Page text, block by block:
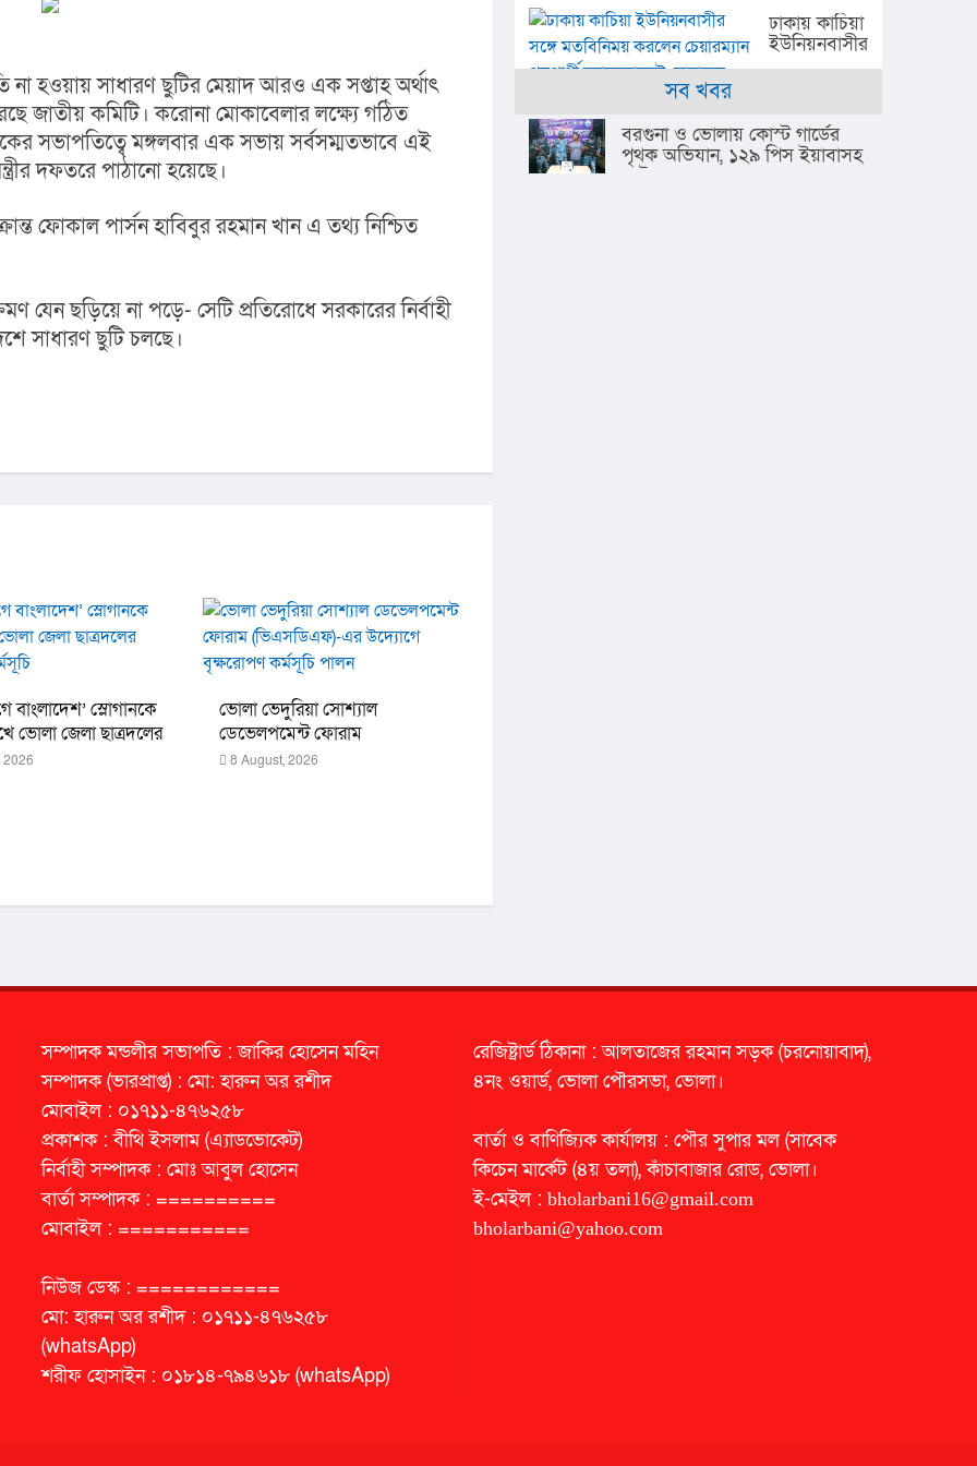
না হওয়ায় সাধারণ ছুটির মেয়াদ আরও এক সপ্তাহ অর্থাৎ
জাতীয় কমিটি। করোনা মোকাবেলার লক্ষ্যে গঠিত
সভাপতিত্বে মঙ্গলবার এক সভায় সর্বসম্মতভাবে এই
দফতরে পাঠানো হয়েছে।
ফোকাল পার্সন হাবিবুর রহমান খান ‍এ তথ্য নিশ্চিত
যেন ছড়িয়ে না পড়ে- সেটি প্রতিরোধে সরকারের নির্বাহী
সাধারণ ছুটি চলছে।
বাংলাদেশ’ স্লোগানকে
ভোলা জেলা ছাত্রদলের
2026
ভোলা ভেদুরিয়া সোশ্যাল
ডেভেলপমেন্ট ফোরাম
(ভিএসডিএফ)-এর উদ্যোগে
8 August, 2026
জেলে
আটক,
জেল
হাজতে
কোনো
দিন
দেখিনি
ঢাকায় কাচিয়া
ইউনিয়নবাসীর
সঙ্গে
চেয়ারম্যান
পদপ্রার্থী
অ্যাডভোকেট
বরগুনা ও ভোলায় কোস্ট গার্ডের
পৃথক অভিযান, ১২৯ পিস ইয়াবাসহ
আটক ২
সব খবর
সম্পাদক মন্ডলীর সভাপতি : জাকির হোসেন মহিন
সম্পাদক (ভারপ্রাপ্ত) : মো: হারুন অর রশীদ
মোবাইল : ০১৭১১-৪৭৬২৫৮
প্রকাশক : বীথি ইসলাম (এ্যাডভোকেট)
নির্বাহী সম্পাদক : মোঃ আবুল হোসেন
বার্তা সম্পাদক : ==========
মোবাইল : ===========
নিউজ ডেস্ক : ============
মো: হারুন অর রশীদ : ০১৭১১-৪৭৬২৫৮
(whatsApp)
শরীফ হোসাইন : ০১৮১৪-৭৯৪৬১৮ (whatsApp)
রেজিষ্ট্রার্ড ঠিকানা : আলতাজের রহমান সড়ক (চরনোয়াবাদ),
৪নং ওয়ার্ড, ভোলা পৌরসভা, ভোলা।
বার্তা ও বাণিজ্যিক কার্যালয় : পৌর সুপার মল (সাবেক
কিচেন মার্কেট (৪য় তলা), কাঁচাবাজার রোড, ভোলা।
ই-মেইল :bholarbani16@gmail.com
bholarbani@yahoo.com